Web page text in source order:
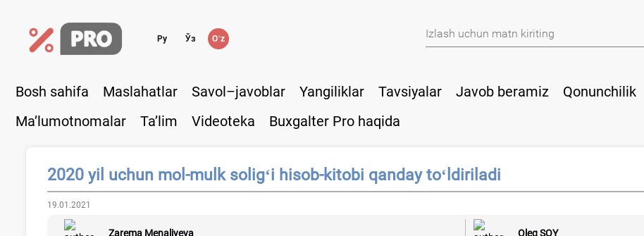
Ру Ўз Oʻz
Bosh sahifa Maslahatlar Savol–javoblar Yangiliklar Tavsiyalar Javob beramiz Qonunchilik
Ma’lumotnomalar
Ta’lim Videoteka Buxgalter Pro haqida
2020 yil uchun mol-mulk soligʻi hisob-kitobi qanday toʻldiriladi
19.01.2021
Zarema Menaliyeva Oleg SOY